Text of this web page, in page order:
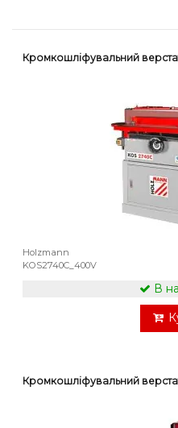
Кромкошліфувальний
Holzmann
KOS2740C_400V
В
Кромкошліфувальний